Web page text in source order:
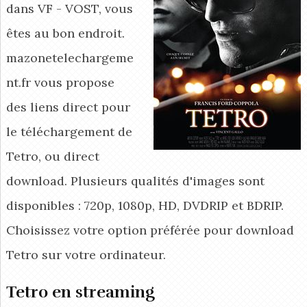
dans VF - VOST, vous
êtes au bon endroit.
mazonetelechargeme
nt.fr vous propose
des liens direct pour
le téléchargement de
Tetro, ou direct
download. Plusieurs qualités d'images sont
disponibles : 720p, 1080p, HD, DVDRIP et BDRIP.
Choisissez votre option préférée pour download
Tetro sur votre ordinateur.
Tetro en streaming